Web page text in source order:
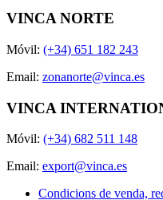
VINCA NORTE
Móvil: (+34) 651 182 243
Email: zonanorte@vinca.es
VINCA
Móvil: (+34) 682 511 148
Email: export@vinca.es
Condicions de venda,